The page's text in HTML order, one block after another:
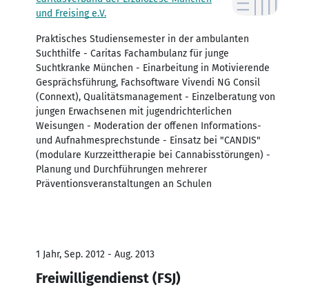
und Freising e.V.
Praktisches Studiensemester in der ambulanten
Suchthilfe - Caritas Fachambulanz für junge
Suchtkranke München - Einarbeitung in Motivierende
Gesprächsführung, Fachsoftware Vivendi NG Consil
(Connext), Qualitätsmanagement - Einzelberatung von
jungen Erwachsenen mit jugendrichterlichen
Weisungen - Moderation der offenen Informations-
und Aufnahmesprechstunde - Einsatz bei "CANDIS"
(modulare Kurzzeittherapie bei Cannabisstörungen) -
Planung und Durchführungen mehrerer
Präventionsveranstaltungen an Schulen
1 Jahr, Sep. 2012 - Aug. 2013
Freiwilligendienst (FSJ)